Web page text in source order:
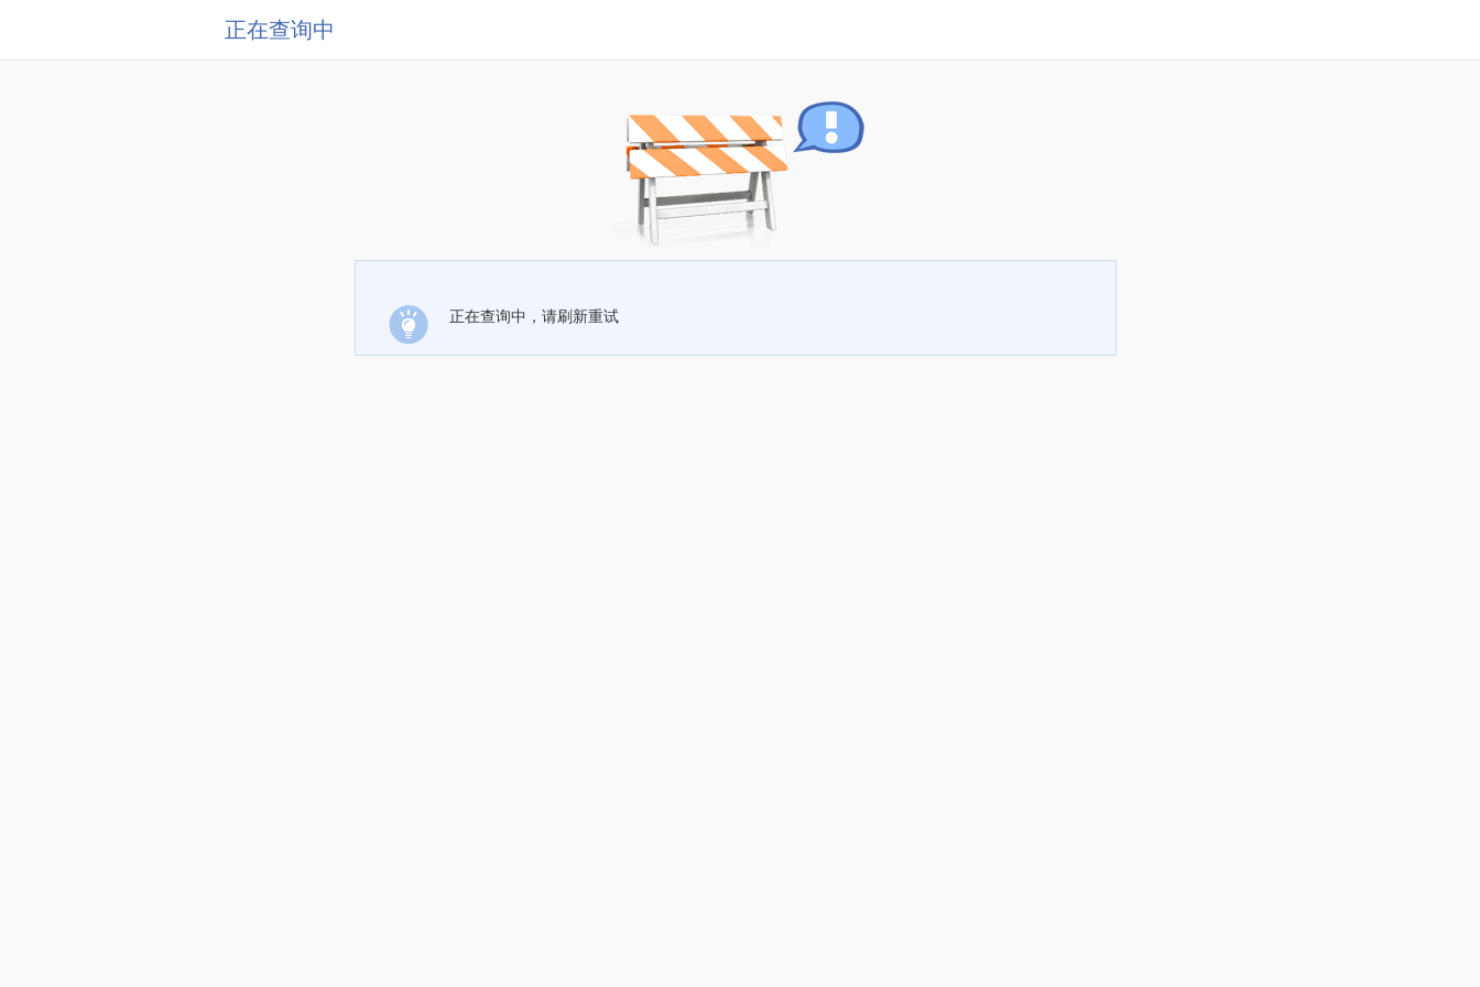
正在查询中
正在查询中，请刷新重试